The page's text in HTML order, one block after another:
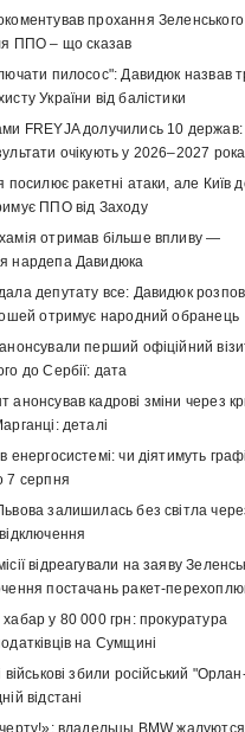
прохання
ППО – що сказав
пилосос": Давидюк назвав
України від балістики
FREYJA долучились 10 держав:
очікують у 2026–2027
посилює ракетні атаки, але Київ
ППО від Заходу
отримав більше впливу —
нардепа Давидюка
депутату все: Давидюк
отримує народний обранець
перший офіційний
до Сербії: дата
анонсував кадрові зміни через
деталі
енергосистемі: чи діятимуть
7 серпня
залишилась без світла
відреагували на заяву
постачань ракет-
хабар у 80 000 грн: прокуратура
на Сумщині
військові збили російський
відстані